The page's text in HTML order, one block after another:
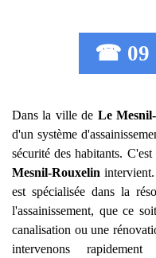
☎ 09
Dans la ville de Le
d'un système
sécurité des habitants.
Mesnil-Rouxelin
est spécialisée dans la
l'assainissement, que ce
canalisation ou une
intervenons